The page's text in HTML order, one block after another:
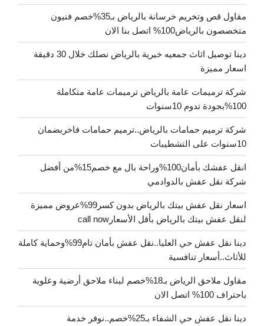
مقاول قص وتخريم خرسانة بالرياض بـ35%خصم فنيون
متخصصون بالرياض100% اتصل بنا الان
دينا توصيل اثاث جمعيه خيرية بالرياض نصلك خلال 30 دقيقة
اسعار مميزة
شركة ترميمات عامة بالرياض ترميمات عامة متكاملة
100%بجودة تدوم 10سنوات
شركة ترميم حمامات بالرياض..ترميم حمامات فاخربضمان
10سنوات على التشطيبات
انقل عفشك بأمان100%وراحة بال مع خصم15%من أفضل
شركة نقل عفش بالدوادمي
اسعار نقل عفش بيتك بالرياض بدون كسر99%عروض مميزة
لنقل عفش بيتك بالرياض بأقل الأسعارcall now
دينا نقل عفش حي العليا..نقل عفش بأمان تام99%وحماية كاملة
للأثاث..أسعار تنافسية
مقاول ملاحق الرياض بـ18%خصم لبناء ملاحق أرضية وعلوية
باحتراف 100% اتصل الان
دينا نقل عفش حي الشفاء بـ25%خصم..نوفر خدمة